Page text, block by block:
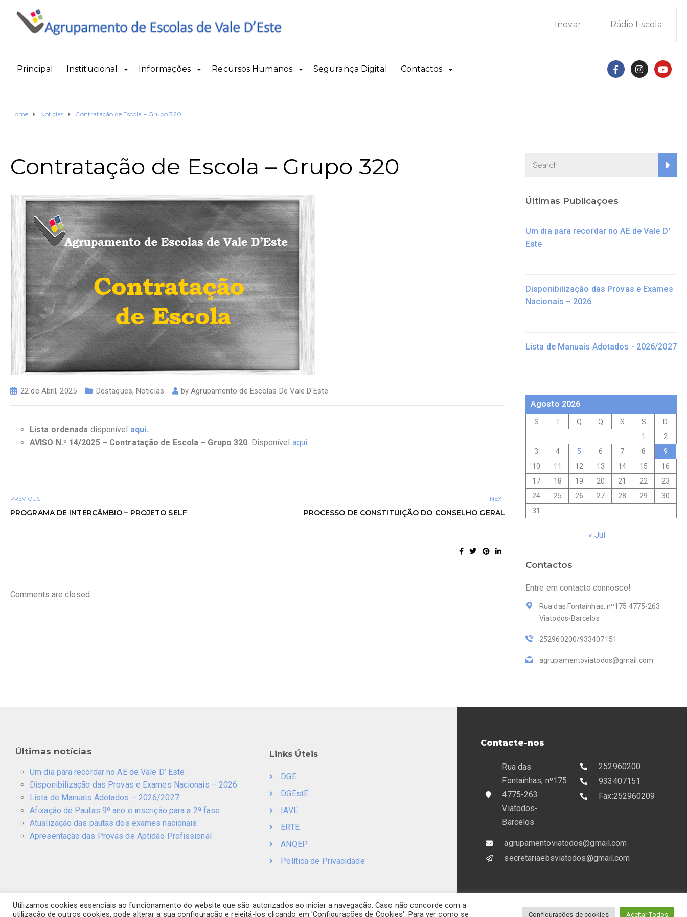
Inovar Rádio Escola
Principal Institucional Informações Recursos Humanos Segurança Digital Contactos
Home Noticias Contratação de Escola – Grupo 320
Contratação de Escola – Grupo 320
22 de Abril, 2025 Destaques,Noticias byAgrupamento de Escolas De Vale D'Este
Lista ordenada disponível aqui.
AVISO N.º 14/2025 – Contratação de Escola – Grupo 320. Disponível aqui.
PREVIOUS
PROGRAMA DE INTERCÂMBIO – PROJETO SELF
NEXT
PROCESSO DE CONSTITUIÇÃO DO CONSELHO GERAL
Comments are closed.
Últimas Publicações
Um dia para recordar no AE de Vale D'
Este
Disponibilização das Provas e Exames
Nacionais – 2026
Lista de Manuais Adotados - 2026/2027
Agosto 2026
S T Q Q S S
D
1
2
3
4 5 6 7 8
9
10
11 12 13 14 15
16
17
18 19 20 21 22
23
24
25 26 27 28 29
30
31
« Jul
Contactos
Entre em contacto connosco!
Rua das Fontaínhas, nº175 4775-263
Viatodos-Barcelos
252960200/933407151
agrupamentoviatodos@gmail.com
Últimas notícias
Um dia para recordar no AE de Vale D’ Este
Disponibilização das Provas e Exames Nacionais – 2026
Lista de Manuais Adotados – 2026/2027
Afixação de Pautas 9º ano e inscrição para a 2ª fase
Atualização das pautas dos exames nacionais
Apresentação das Provas de Aptidão Profissional
Links Úteis
DGE
DGEstE
IAVE
ERTE
ANQEP
Política de Privacidade
Contacte-nos
Rua das
Fontaínhas, nº175
4775-263
Viatodos-
Barcelos
agrupamentoviatodos@gmail.com
secretariaebsviatodos@gmail.com
252960200
933407151
Fax:252960209
Agrupamento de Escolas de Vale D’Este © 2023 Todos os Direitos Reservado
Utilizamos cookies essenciais ao funcionamento do website que são autorizados ao iniciar a navegação. Caso não concorde com a
utilização de outros cookies, pode alterar a sua configuração e rejeitá-los clicando em 'Configurações de Cookies'. Para ver como se
Configurações de cookies Aceitar Todos